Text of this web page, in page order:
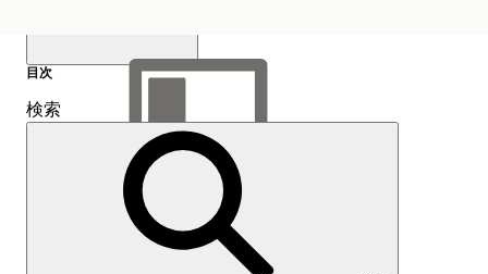
目次を表示
目次
検索